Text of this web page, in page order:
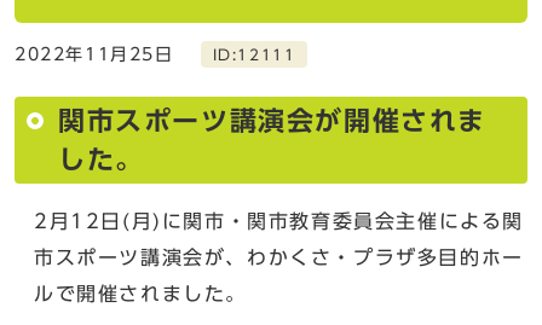
2022年11月25日 ID:12111
関市スポーツ講演会が開催されま
した。
2月12日(月)に関市・関市教育委員会主催による関
市スポーツ講演会が、わかくさ・プラザ多目的ホー
ルで開催されました。